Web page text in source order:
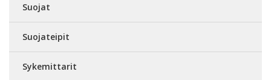
Suojat
Suojateipit
Sykemittarit